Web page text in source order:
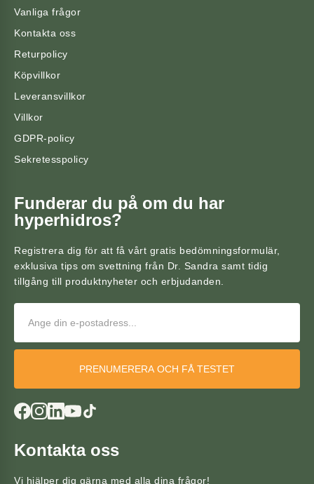
Vanliga frågor
Kontakta oss
Returpolicy
Köpvillkor
Leveransvillkor
Villkor
GDPR-policy
Sekretesspolicy
Funderar du på om du har
hyperhidros?
Registrera dig för att få vårt gratis bedömningsformulär,
exklusiva tips om svettning från Dr. Sandra samt tidig
tillgång till produktnyheter och erbjudanden.
PRENUMERERA OCH FÅ TESTET
Kontakta oss
Vi hjälper dig gärna med alla dina frågor!